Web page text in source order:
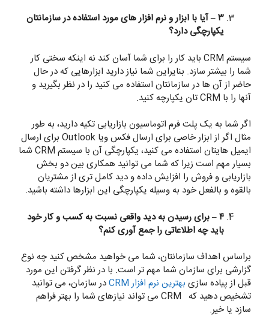
۳ – آیا با ابزار و نرم افزار های مورد استفاده در سازمانتان
یکپارچگی دارد؟
سیستم CRM باید کار را برای شما آسان کند نه اینکه سختی کار
شما را بیشتر سازد. بنایراین شما نیاز دارید ابزارهایی که در حال
حاضر از آن ها در سازمانتان استفاده می کنید را در نظر بگیرید و
آنها را با CRM تان یکپارچه کنید.
اگر شما به یک پلت فرم اتوماسیون بازاریابی تکیه دارید، به طور
مثال اگر از ابزار خاصی برای ارسال فکس ویا Outlook برای ارسال
ایمیل هایتان استفاده می کنید، یکپارچگی آن با سیستم CRM شما
بسیار مهم است زیرا که شما می توانید همکاری بین دو بخش
بازاریابی و فروش را افزایش داده و دید کامل تری از مشتریان
بالقوه و بالفعل خود به وسیله یکپارچگی این ابزارها داشته باشید.
۴ – برای رسیدن به دید واقعی نسبت به کسب و کار خود
باید چه اطلاعاتی را جمع آوری کنم؟
براساس اهداف سازمانتان، شما می خواهید مشخص کنید چه نوع
گزارشی برای سازمان شما مهم تر است. با در نظر گرفتن این مورد
قبل از پیاده سازی بهترین نرم افزار CRM
در سازمان، می توانید
تشخیص دهید که CRM می تواند نیازهای شما را بهتر فراهم
سازد یا خیر.